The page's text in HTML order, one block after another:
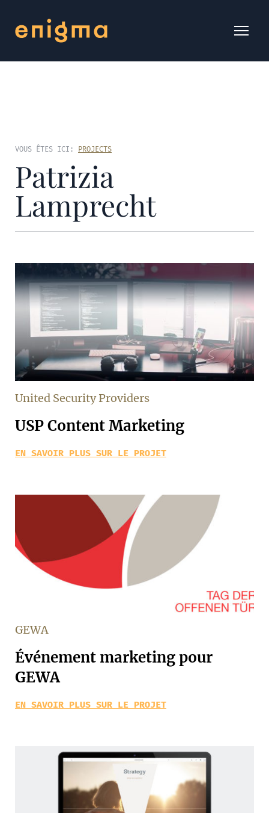
VOUS ÊTES ICI: PROJECTS
Patrizia
Lamprecht
United Security Providers
USP Content Marketing
EN SAVOIR PLUS SUR LE PROJET
GEWA
Événement marketing pour
GEWA
EN SAVOIR PLUS SUR LE PROJET